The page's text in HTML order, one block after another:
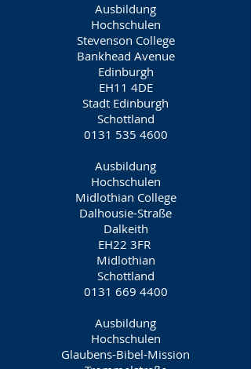
Ausbildung
Hochschulen
Stevenson College
Bankhead Avenue
Edinburgh
EH11 4DE
Stadt Edinburgh
Schottland
0131 535 4600
Ausbildung
Hochschulen
Midlothian College
Dalhousie-Straße
Dalkeith
EH22 3FR
Midlothian
Schottland
0131 669 4400
Ausbildung
Hochschulen
Glaubens-Bibel-Mission